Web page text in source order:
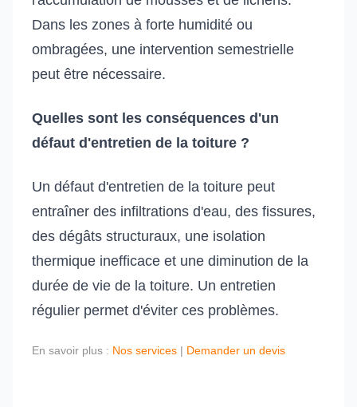
Dans les zones à forte humidité ou
ombragées, une intervention semestrielle
peut être nécessaire.
Quelles sont les conséquences d'un
défaut d'entretien de la toiture ?
Un défaut d'entretien de la toiture peut
entraîner des infiltrations d'eau, des fissures,
des dégâts structuraux, une isolation
thermique inefficace et une diminution de la
durée de vie de la toiture. Un entretien
régulier permet d'éviter ces problèmes.
En savoir plus : Nos services | Demander un devis